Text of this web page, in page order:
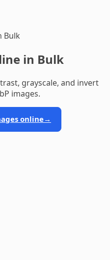
Bulk
in Bulk
grayscale, and invert
images.
online→